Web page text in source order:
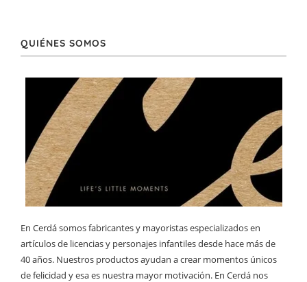
QUIÉNES SOMOS
En Cerdá somos fabricantes y mayoristas especializados en
artículos de licencias y personajes infantiles desde hace más de
40 años. Nuestros productos ayudan a crear momentos únicos
de felicidad y esa es nuestra mayor motivación. En Cerdá nos